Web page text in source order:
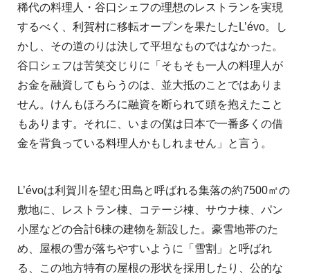
稀代の料理人・谷口シェフの理想のレストランを実現
するべく、利賀村に移転オープンを果たしたL’évo。し
かし、その道のりは決して平坦なものではなかった。
谷口シェフは苦笑交じりに「そもそも一人の料理人が
お金を融資してもらうのは、並大抵のことではありま
せん。けんもほろろに融資を断られて頭を抱えたこと
もあります。それに、いまの僕は日本で一番多くの借
金を背負っている料理人かもしれません」と言う。
L’évoは利賀川を望む田島と呼ばれる集落の約7500㎡の
敷地に、レストラン棟、コテージ棟、サウナ棟、パン
小屋などの合計6棟の建物を新設した。豪雪地帯のた
め、屋根の雪が落ちやすいように「雪割」と呼ばれ
る、この地方特有の屋根の形状を採用したり、公的な